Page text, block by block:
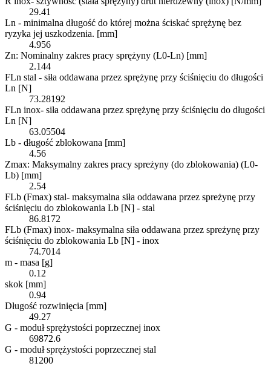
29.41
Ln - minimalna długość do której można ściskać sprężynę bez
ryzyka jej uszkodzenia. [mm]
4.956
Zn: Nominalny zakres pracy sprężyny (L0-Ln) [mm]
2.144
FLn stal - siła oddawana przez sprężynę przy ściśnięciu do długości
Ln [N]
73.28192
FLn inox- siła oddawana przez sprężynę przy ściśnięciu do długości
Ln [N]
63.05504
Lb - długość zblokowana [mm]
4.56
Zmax: Maksymalny zakres pracy spreżyny (do zblokowania) (L0-
Lb) [mm]
2.54
FLb (Fmax) stal- maksymalna siła oddawana przez spreżynę przy
ściśnięciu do zblokowania Lb [N] - stal
86.8172
FLb (Fmax) inox- maksymalna siła oddawana przez spreżynę przy
ściśnięciu do zblokowania Lb [N] - inox
74.7014
m - masa [g]
0.12
skok [mm]
0.94
Długość rozwinięcia [mm]
49.27
G - moduł sprężystości poprzecznej inox
69872.6
G - moduł sprężystości poprzecznej stal
81200